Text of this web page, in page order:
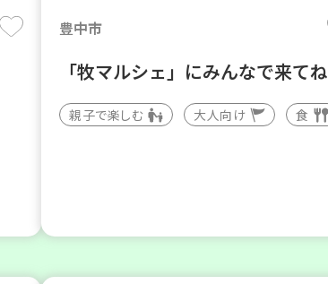
豊中市
「牧マルシェ」にみんなで来てね
親子で楽しむ 大人向け 食